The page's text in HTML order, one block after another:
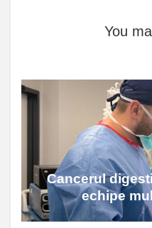
You
Cancerul
echipe